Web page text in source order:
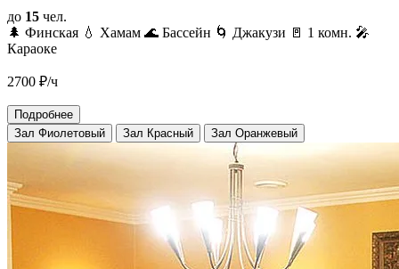
до 15 чел.
🌲 Финская 💧 Хамам 🌊 Бассейн 🌀 Джакузи 🚪 1 комн. 🎤
Караоке
2700 ₽/ч
Подробнее
Зал Фиолетовый
Зал Красный Зал Оранжевый